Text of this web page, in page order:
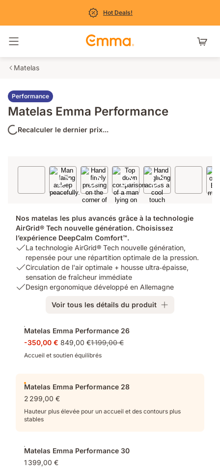
Hot Deals!
Basculer la navigation
Matelas
Performance
Matelas Emma Performance
Recalculer le dernier prix...
Nos matelas les plus avancés grâce à la technologie
AirGrid® Tech nouvelle génération. Choisissez
l’expérience DeepCalm Comfort™.
USP
La
technologie
AirGrid®
repensée
pour
une
répartition
pression.
La technologie AirGrid® Tech nouvelle génération,
repensée pour une répartition optimale de la pression.
USP
Circulation
housse
ultra‑épaisse,
sensation
immédiate
Circulation de l'air optimale + housse ultra‑épaisse,
sensation de fraîcheur immédiate
USP
développé
Allemagne
Design ergonomique développé en Allemagne
Voir tous les détails du produit
supplémentaires
Matelas Emma Performance 26
-350,00 € 849,00 €1 199,00 €
Accueil et soutien équilibrés
Matelas Emma Performance 28
2 299,00 €
Hauteur plus élevée pour un accueil et des contours plus
stables
Matelas Emma Performance 30
1 399,00 €